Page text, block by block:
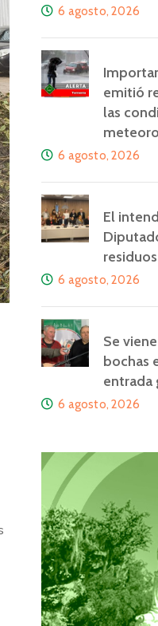
6 agosto, 2026
emitió
las
6 agosto, 2026
El
6 agosto, 2026
Se
bochas
entrada
6 agosto, 2026